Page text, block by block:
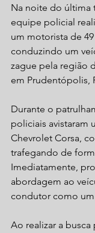
Na noite do última
equipe policial
um motorista de
conduzindo um
zague pela região
em Prudentópolis,
Durante o
policiais avistaram
Chevrolet Corsa,
trafegando de
Imediatamente,
abordagem ao
condutor como
Ao realizar a busca